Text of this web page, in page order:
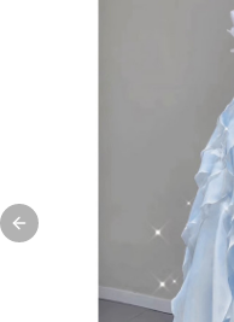
Previous slide